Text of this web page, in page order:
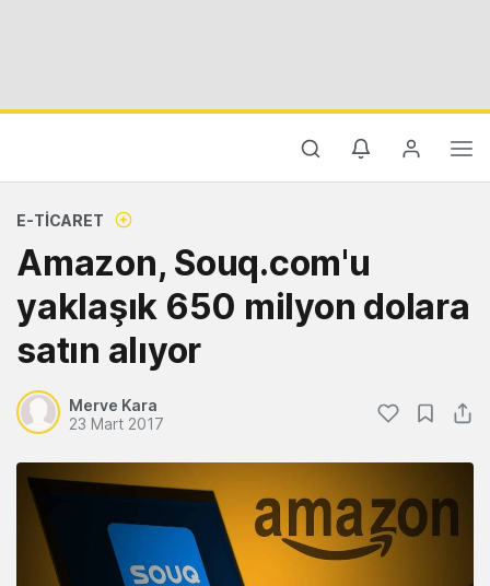
E-TICARET
Amazon, Souq.com'u
yaklaşık 650 milyon dolara
satın alıyor
Merve Kara
23 Mart 2017